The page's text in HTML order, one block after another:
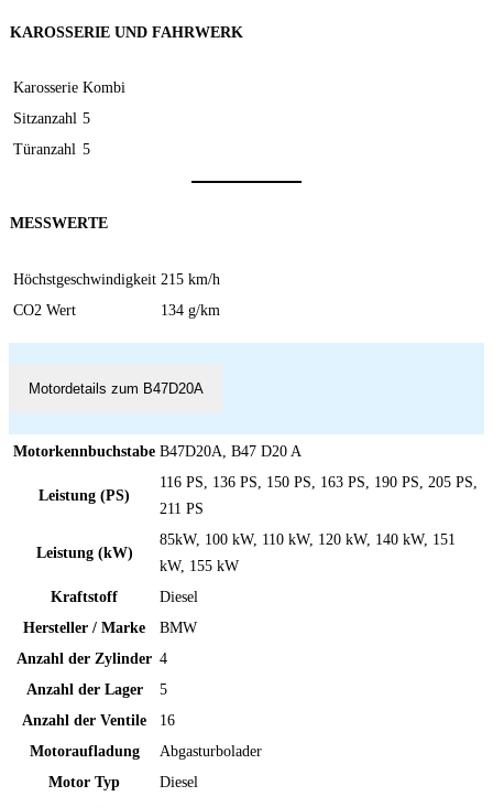
KAROSSERIE UND FAHRWERK
Karosserie Kombi
Sitzanzahl 5
Türanzahl 5
MESSWERTE
Höchstgeschwindigkeit 215 km/h
CO2 Wert
134 g/km
Motordetails zum B47D20A
Motorkennbuchstabe B47D20A, B47 D20 A
Leistung (PS)
116 PS, 136 PS, 150 PS, 163 PS, 190 PS, 205 PS,
211 PS
Leistung (kW)
85kW, 100 kW, 110 kW, 120 kW, 140 kW, 151
kW, 155 kW
Kraftstoff
Diesel
Hersteller / Marke
BMW
Anzahl der Zylinder 4
Anzahl der Lager
5
Anzahl der Ventile
16
Motoraufladung
Abgasturbolader
Motor Typ
Diesel